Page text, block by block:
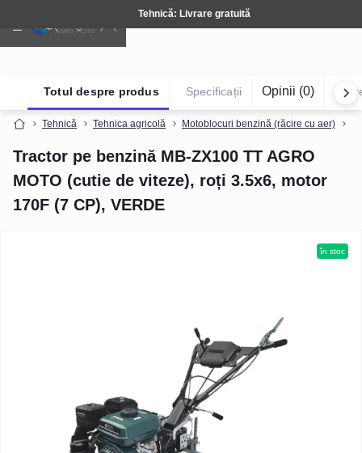
Tehnică: Livrare gratuită
Tehnică Tehnica agricolă Motoblocuri benzină (răcire cu aer)
Tractor pe benzină MB-ZX100 TT AGRO
MOTO (cutie de viteze), roți 3.5x6, motor
170F (7 CP), VERDE
Totul despre produs Specificații Opinii (0)
în stoc